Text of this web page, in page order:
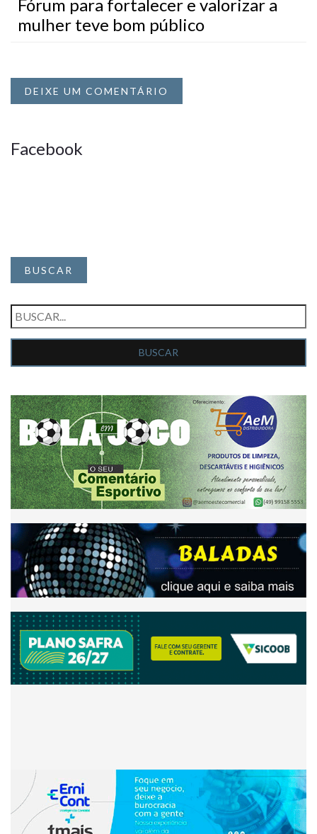
Fórum para fortalecer e valorizar a
mulher teve bom público
DEIXE UM COMENTÁRIO
Facebook
BUSCAR